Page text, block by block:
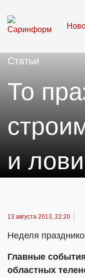
Статьи
То
и
13 августа 2013, 22:20
Неделя
Главные
областных